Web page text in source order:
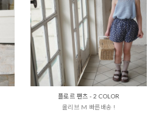
플로르 팬츠 - 2 COLOR
올리브 M 빠른배송 !